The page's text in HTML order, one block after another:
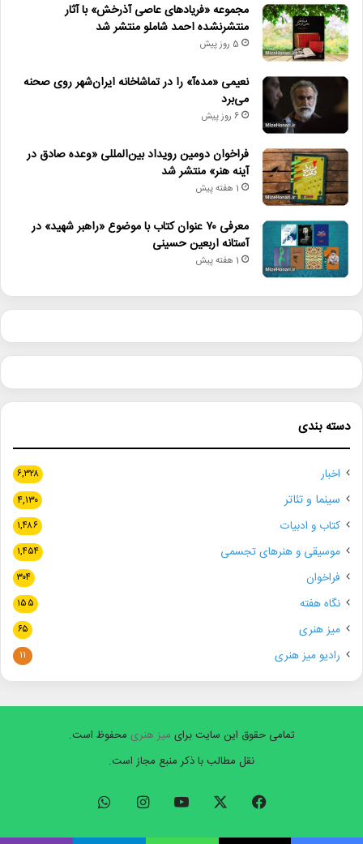
مجموعه «فریادهای عاصی آذرخش» با آثار
منتشرنشده احمد شاملو منتشر شد
5 روز پیش
نعیمی «مده‌آ» را در تماشاخانه ایران‌شهر روی صحنه
می‌برد
6 روز پیش
فراخوان دومین رویداد بین‌المللی «وعده صادق در
آینه هنر» منتشر شد
1 هفته پیش
معرفی ۷۰ عنوان کتاب با موضوع «راهبر شهید» در
آستانه اربعین حسینی
1 هفته پیش
دسته بندی
اخبار ۶,۳۲۸
سینما و تئاتر ۴,۱۳۰
کتاب و ادبیات ۱,۴۸۶
موسیقی و هنرهای تجسمی ۱,۴۵۴
فراخوان ۳۰۴
نگاه هفته ۱۵۵
میز هنری ۶۵
رادیو میز هنری ۱۱
تمامی حقوق این سایت برای میز هنری محفوظ است.
نقل مطالب با ذکر منبع مجاز است.
فیسبوک ایکس یوتیوب اینستاگرام